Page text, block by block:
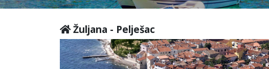
Žuljana - Pelješac